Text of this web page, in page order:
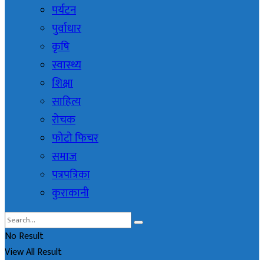
पर्यटन
पुर्वाधार
कृषि
स्वास्थ्य
शिक्षा
साहित्य
रोचक
फोटो फिचर
समाज
पत्रपत्रिका
कुराकानी
No Result
View All Result